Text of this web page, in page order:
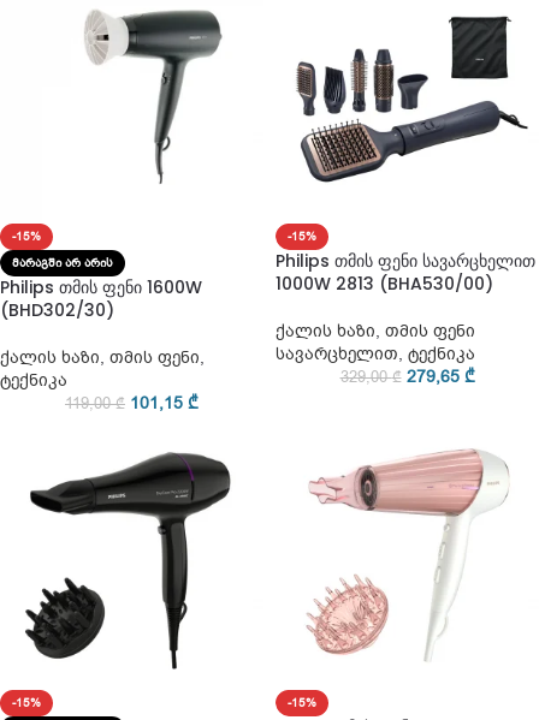
-15%
ᲛᲐᲠᲐᲒᲨᲘ ᲐᲠ ᲐᲠᲘᲡ
Philips თმის ფენი 1600W
(BHD302/30)
ქალის ხაზი, თმის ფენი,
ტექნიკა
119,00₾ 101,15 ₾
-15%
Philips თმის ფენი სავარცხელით
1000W 2813 (BHA530/00)
ქალის ხაზი, თმის ფენი
სავარცხელით, ტექნიკა
329,00₾ 279,65 ₾
-15% -15%